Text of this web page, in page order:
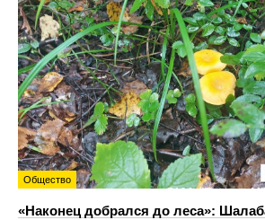
Общество
«Наконец добрался до леса»: